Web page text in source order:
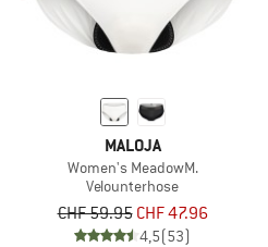
MALOJA
Women's MeadowM.
Velounterhose
CHF 59.95 CHF 47.96
4,5(53)